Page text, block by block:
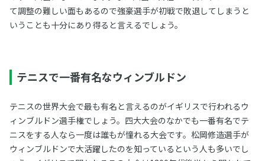
て調整の難しい面もあるので強豪選手が初戦で敗退してしまうと
いうことも十分にあり得ると言えるでしょう。
テニスで一番有名なウィンブルドン
テニスの世界大会で最も有名と言えるのがイギリスで行われるウ
ィンブルドン選手権でしょう。四大大会のなかでも一番有名でテ
ニスをする人なら一度は誰もが憧れる大会です。松岡修造選手が
ウィンブルドンで大活躍したのを知っているという人も多いでし